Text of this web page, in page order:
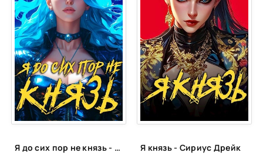
Я до сих пор не князь - Сириус Дрейк Я князь - Сириус Дрейк